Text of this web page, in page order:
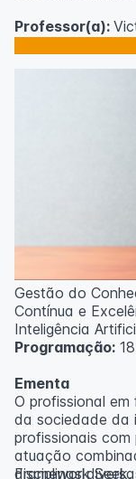
Professor(a):
Gestão do
Contínua e
Inteligência
Programação:
Ementa
O profissional
da sociedade da
profissionais
atuação
disciplinas
Framework